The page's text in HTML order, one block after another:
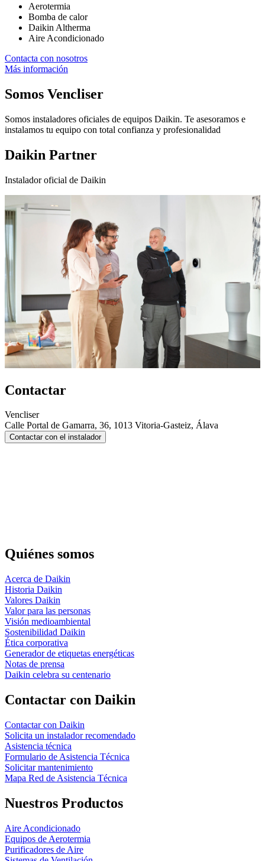
Aerotermia
Bomba de calor
Daikin Altherma
Aire Acondicionado
Contacta con nosotros
Más información
Somos Vencliser
Somos instaladores oficiales de equipos Daikin. Te asesoramos e
instalamos tu equipo con total confianza y profesionalidad
Daikin Partner
Instalador oficial de Daikin
Contactar
Vencliser
Calle Portal de Gamarra, 36, 1013 Vitoria-Gasteiz, Álava
Contactar con el instalador
Quiénes somos
Acerca de Daikin
Historia Daikin
Valores Daikin
Valor para las personas
Visión medioambiental
Sostenibilidad Daikin
Ética corporativa
Generador de etiquetas energéticas
Notas de prensa
Daikin celebra su centenario
Contactar con Daikin
Contactar con Daikin
Solicita un instalador recomendado
Asistencia técnica
Formulario de Asistencia Técnica
Solicitar mantenimiento
Mapa Red de Asistencia Técnica
Nuestros Productos
Aire Acondicionado
Equipos de Aerotermia
Purificadores de Aire